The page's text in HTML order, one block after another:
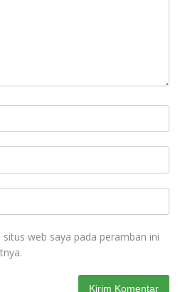
web saya pada peramban ini